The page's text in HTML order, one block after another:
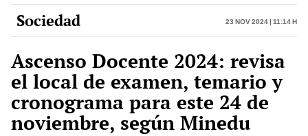
Sociedad 23 Nov 2024 | 11:14 h
Ascenso Docente 2024: revisa
el local de examen, temario y
cronograma para este 24 de
noviembre, según Minedu